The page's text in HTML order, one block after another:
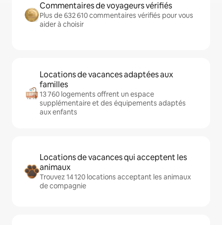
Commentaires de voyageurs vérifiés
Plus de 632 610 commentaires vérifiés pour vous
aider à choisir
Locations de vacances adaptées aux
familles
13 760 logements offrent un espace
supplémentaire et des équipements adaptés
aux enfants
Locations de vacances qui acceptent les
animaux
Trouvez 14 120 locations acceptant les animaux
de compagnie